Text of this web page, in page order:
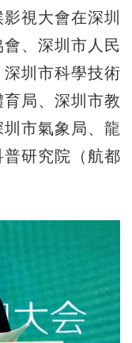
視大會在深圳
、深圳市人民
圳市科學技術
局、深圳市教
市氣象局、龍
研究院（航都